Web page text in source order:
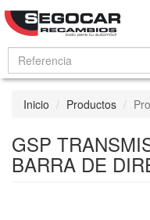
Inicio Productos
GSP
BARRA DE